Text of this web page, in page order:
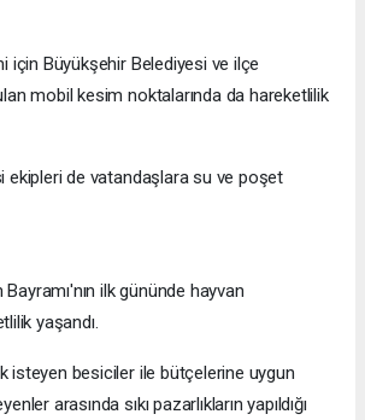
için Büyükşehir Belediyesi ve ilçe
mobil kesim noktalarında da hareketlilik
ekipleri de vatandaşlara su ve poşet
ilk gününde hayvan
yaşandı.
isteyen besiciler ile bütçelerine uygun
arasında sıkı pazarlıkların yapıldığı